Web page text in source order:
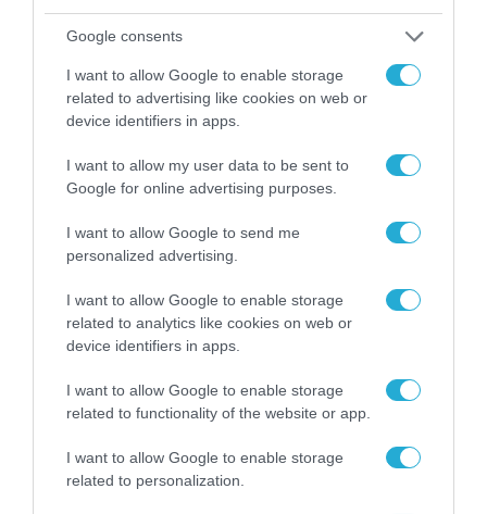
Google consents
I want to allow Google to enable storage
related to advertising like cookies on web or
device identifiers in apps.
I want to allow my user data to be sent to
Google for online advertising purposes.
I want to allow Google to send me
personalized advertising.
I want to allow Google to enable storage
related to analytics like cookies on web or
device identifiers in apps.
I want to allow Google to enable storage
related to functionality of the website or app.
I want to allow Google to enable storage
related to personalization.
συστημάτων, η αυτοματοποιημένη
διασταύρωση στοιχείων και η ψηφιακή
τεκμηρίωση των ελέγχων είναι κρίσιμες
προϋποθέσεις για ένα σύγχρονο,
αποτελεσματικό και αξιόπιστο σύστημα
πληρωμών. Με τα νέα ψηφιακά εργαλεία
εντοπίζει αποκλίσεις, να αξιολογεί κινδύνους,
να διασφαλίζει ότι οι ενισχύσεις
καταβάλλονται σε όσους πραγματικά τις
δικαιούνται. Στόχος μας είναι η προστασία των
συνεπών κτηνοτρόφων, η θωράκιση του
δημόσιου και ευρωπαϊκού συμφέροντος και η
ενίσχυση της εμπιστοσύνης σε ένα σύστημα